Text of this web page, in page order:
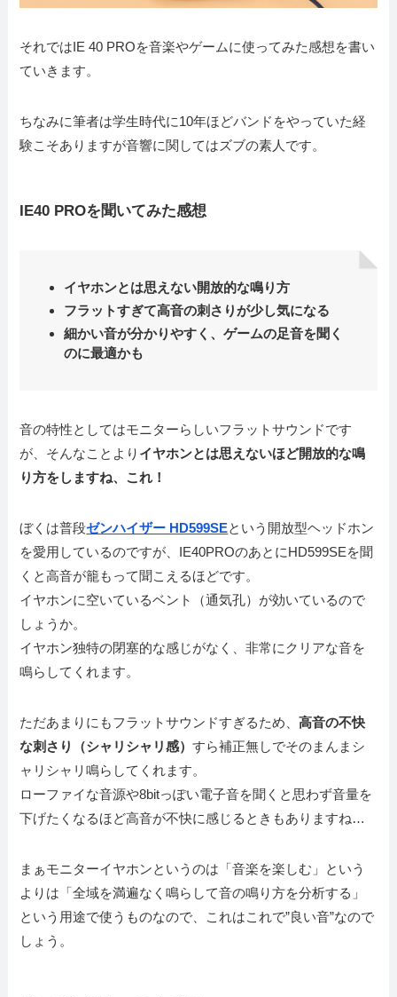
それではIE 40 PROを音楽やゲームに使ってみた感想を書い
ていきます。
ちなみに筆者は学生時代に10年ほどバンドをやっていた経
験こそありますが音響に関してはズブの素人です。
IE40 PROを聞いてみた感想
イヤホンとは思えない開放的な鳴り方
フラットすぎて高音の刺さりが少し気になる
細かい音が分かりやすく、ゲームの足音を聞く
のに最適かも
音の特性としてはモニターらしいフラットサウンドです
が、そんなことより イヤホンとは思えないほど開放的な鳴
り方をしますね、これ！
ぼくは普段ゼンハイザー HD599SEという開放型ヘッドホン
を愛用しているのですが、IE40PROのあとにHD599SEを聞
くと高音が籠もって聞こえるほどです。
イヤホンに空いているベント（通気孔）が効いているので
しょうか。
イヤホン独特の閉塞的な感じがなく、非常にクリアな音を
鳴らしてくれます。
ただあまりにもフラットサウンドすぎるため、高音の不快
な刺さり（シャリシャリ感）すら補正無しでそのまんまシ
ャリシャリ鳴らしてくれます。
ローファイな音源や8bitっぽい電子音を聞くと思わず音量を
下げたくなるほど高音が不快に感じるときもありますね…
まぁモニターイヤホンというのは「音楽を楽しむ」という
よりは「全域を満遍なく鳴らして音の鳴り方を分析する」
という用途で使うものなので、これはこれで”良い音”なので
しょう。